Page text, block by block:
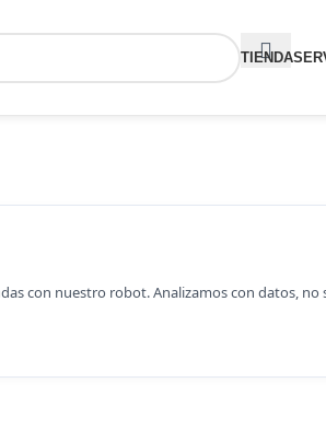
TIENDA
con nuestro robot. Analizamos con datos,